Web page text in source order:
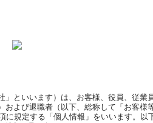
」といいます）は、お客様、役員、従業
および退職者（以下、総称して「お客様
に規定する「個人情報」をいいます。以